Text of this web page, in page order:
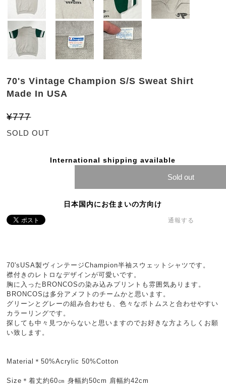
70's Vintage Champion S/S Sweat Shirt
Made In USA
¥777
SOLD OUT
International shipping available
Sold out
日本国内にお住まいの方向け
通報する
70'sUSA製ヴィンテージChampion半袖スウェットシャツです。
襟付きのレトロなデザインが可愛いです。
胸に入ったBRONCOSの染み込みプリントも雰囲気あります。
BRONCOSは多分アメフトのチームかと思います。
グリーンとグレーの組み合わせも、色々なボトムスと合わせやすい
カラーリングです。
探しても中々見つからないと思いますのでお好きな方よろしくお願
い致します。
Material＊50%Acrylic 50%Cotton
Size＊着丈約60㎝ 身幅約50cm 肩幅約42cm